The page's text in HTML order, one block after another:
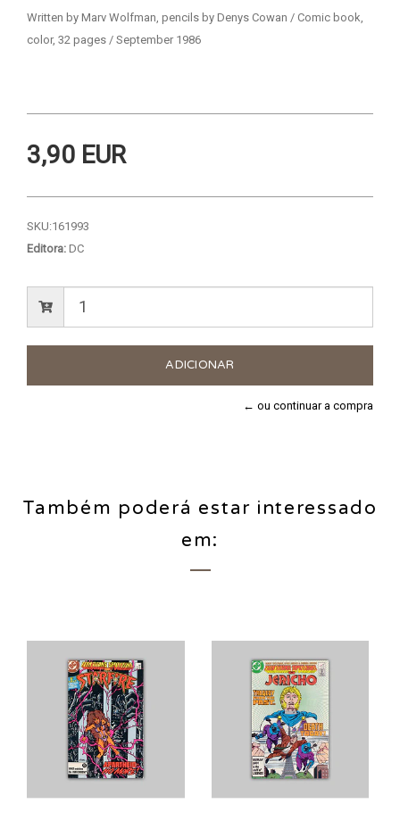
Written by Marv Wolfman, pencils by Denys Cowan / Comic book,
color, 32 pages / September 1986
3,90 EUR
SKU:161993
Editora: DC
← ou continuar a compra
Também poderá estar interessado
em: